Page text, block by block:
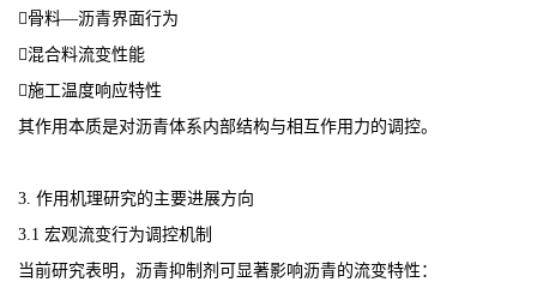
骨料—沥青界面行为
混合料流变性能
施工温度响应特性
其作用本质是对沥青体系内部结构与相互作用力的调控。
3. 作用机理研究的主要进展方向
3.1 宏观流变行为调控机制
当前研究表明，沥青抑制剂可显著影响沥青的流变特性：